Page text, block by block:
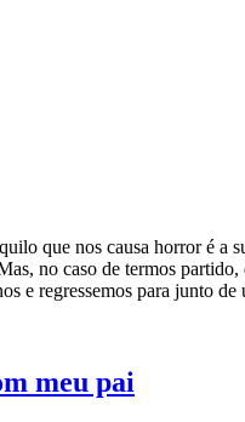
que nos causa horror é
no caso de termos
e regressemos para junto
meu pai